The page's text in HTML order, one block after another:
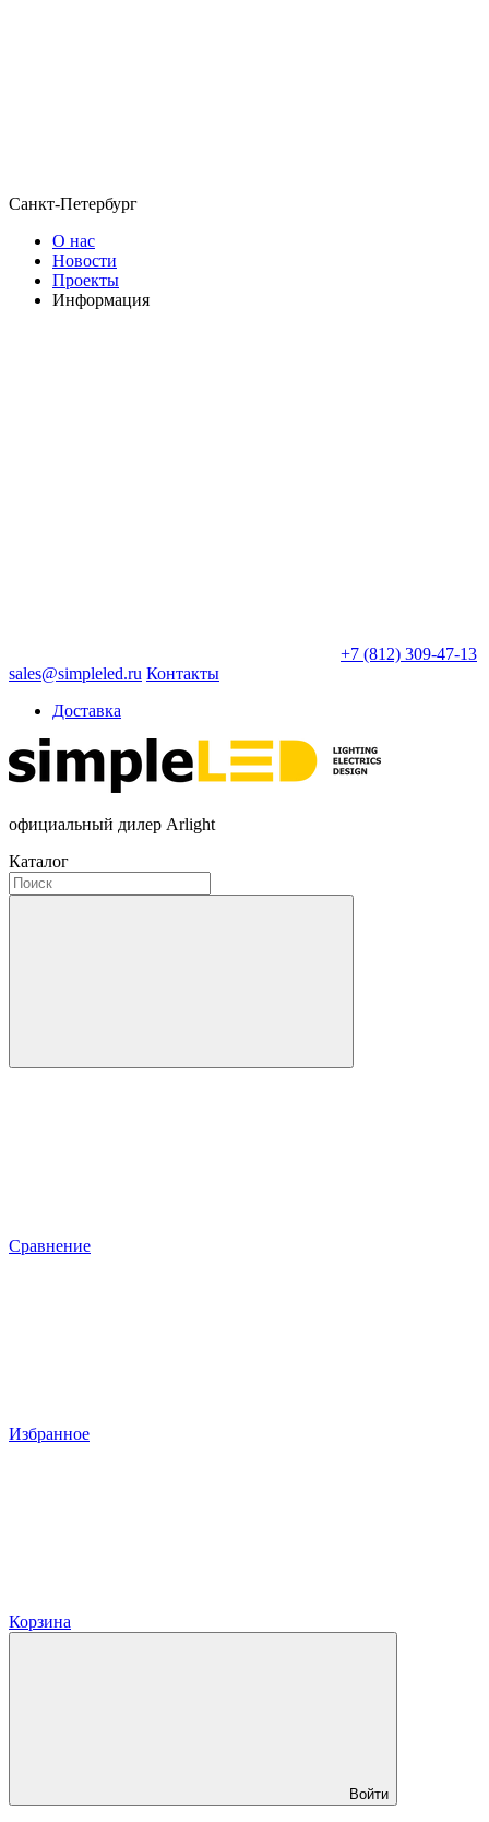
Санкт-Петербург
О нас
Новости
Проекты
Информация
+7 (812) 309-47-13
sales@simpleled.ru Контакты
Доставка
официальный дилер Arlight
Каталог
Сравнение
Избранное
Корзина
Войти